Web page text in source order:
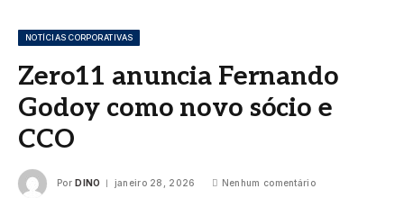
NOTÍCIAS CORPORATIVAS
Zero11 anuncia Fernando
Godoy como novo sócio e
CCO
Por DINO janeiro 28, 2026 Nenhum comentário